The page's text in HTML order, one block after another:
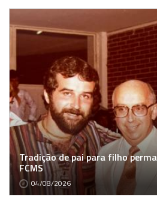
Tradição de pai para filho
FCMS
04/08/2026